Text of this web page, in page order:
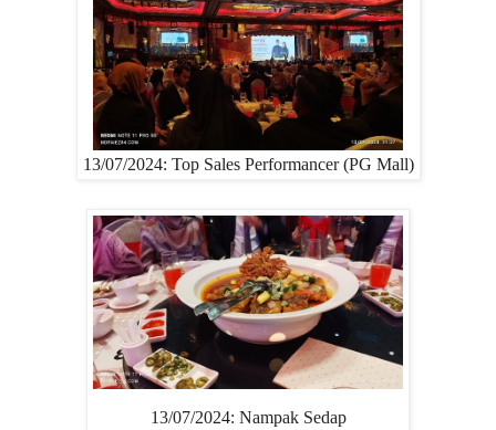
13/07/2024: Top Sales Performancer (PG Mall)
13/07/2024: Nampak Sedap